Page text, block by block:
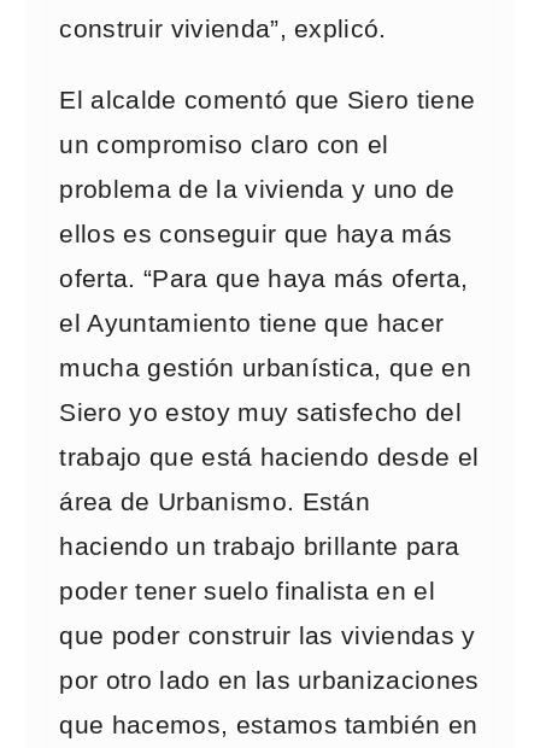
construir vivienda”, explicó.
El alcalde comentó que Siero tiene
un compromiso claro con el
problema de la vivienda y uno de
ellos es conseguir que haya más
oferta. “Para que haya más oferta,
el Ayuntamiento tiene que hacer
mucha gestión urbanística, que en
Siero yo estoy muy satisfecho del
trabajo que está haciendo desde el
área de Urbanismo. Están
haciendo un trabajo brillante para
poder tener suelo finalista en el
que poder construir las viviendas y
por otro lado en las urbanizaciones
que hacemos, estamos también en